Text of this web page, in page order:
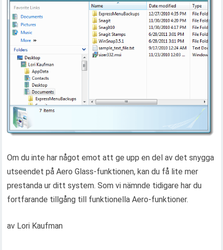
Om du inte har något emot att ge upp en del av det snygga
utseendet på Aero Glass-funktionen, kan du få lite mer
prestanda ur ditt system. Som vi nämnde tidigare har du
fortfarande tillgång till funktionella Aero-funktioner.
av Lori Kaufman